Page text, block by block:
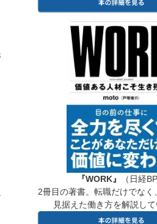
『WORK』
（日経BP
2冊目の著書。転職だけでなく
見据えた働き方を解説して